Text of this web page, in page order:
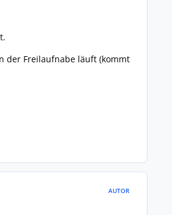
der Freilaufnabe läuft (kommt
AUTOR